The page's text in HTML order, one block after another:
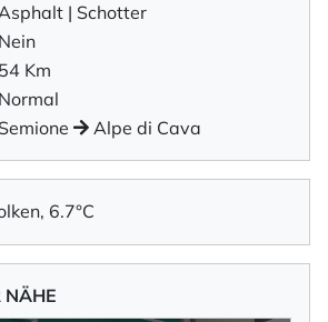
| Schotter
Nein
54 Km
Normal
Semione Alpe di Cava
6.7°C
NÄHE